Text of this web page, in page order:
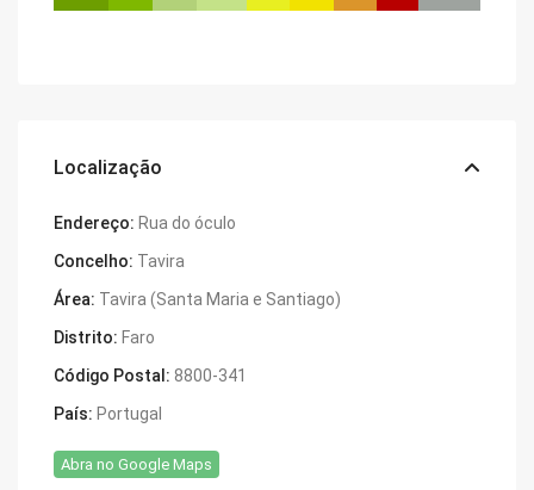
Localização
Endereço: Rua do óculo
Concelho: Tavira
Área: Tavira (Santa Maria e Santiago)
Distrito: Faro
Código Postal: 8800-341
País: Portugal
Abra no Google Maps